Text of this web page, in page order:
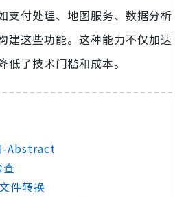
支付处理、地图服务、数据分析
建这些功能。这种能力不仅加速
低了技术门槛和成本。
-Abstract
件转换